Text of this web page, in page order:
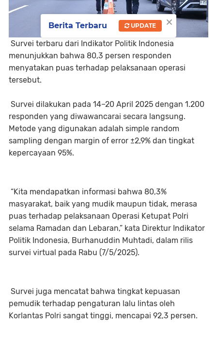
Survei terbaru dari Indikator Politik Indonesia
menunjukkan bahwa 80,3 persen responden
menyatakan puas terhadap pelaksanaan operasi
tersebut.
Survei dilakukan pada 14–20 April 2025 dengan 1.200
responden yang diwawancarai secara langsung.
Metode yang digunakan adalah simple random
sampling dengan margin of error ±2,9% dan tingkat
kepercayaan 95%.
“Kita mendapatkan informasi bahwa 80,3%
masyarakat, baik yang mudik maupun tidak, merasa
puas terhadap pelaksanaan Operasi Ketupat Polri
selama Ramadan dan Lebaran,” kata Direktur Indikator
Politik Indonesia, Burhanuddin Muhtadi, dalam rilis
survei virtual pada Rabu (7/5/2025).
Survei juga mencatat bahwa tingkat kepuasan
pemudik terhadap pengaturan lalu lintas oleh
Korlantas Polri sangat tinggi, mencapai 92,3 persen.
×
Berita Terbaru UPDATE